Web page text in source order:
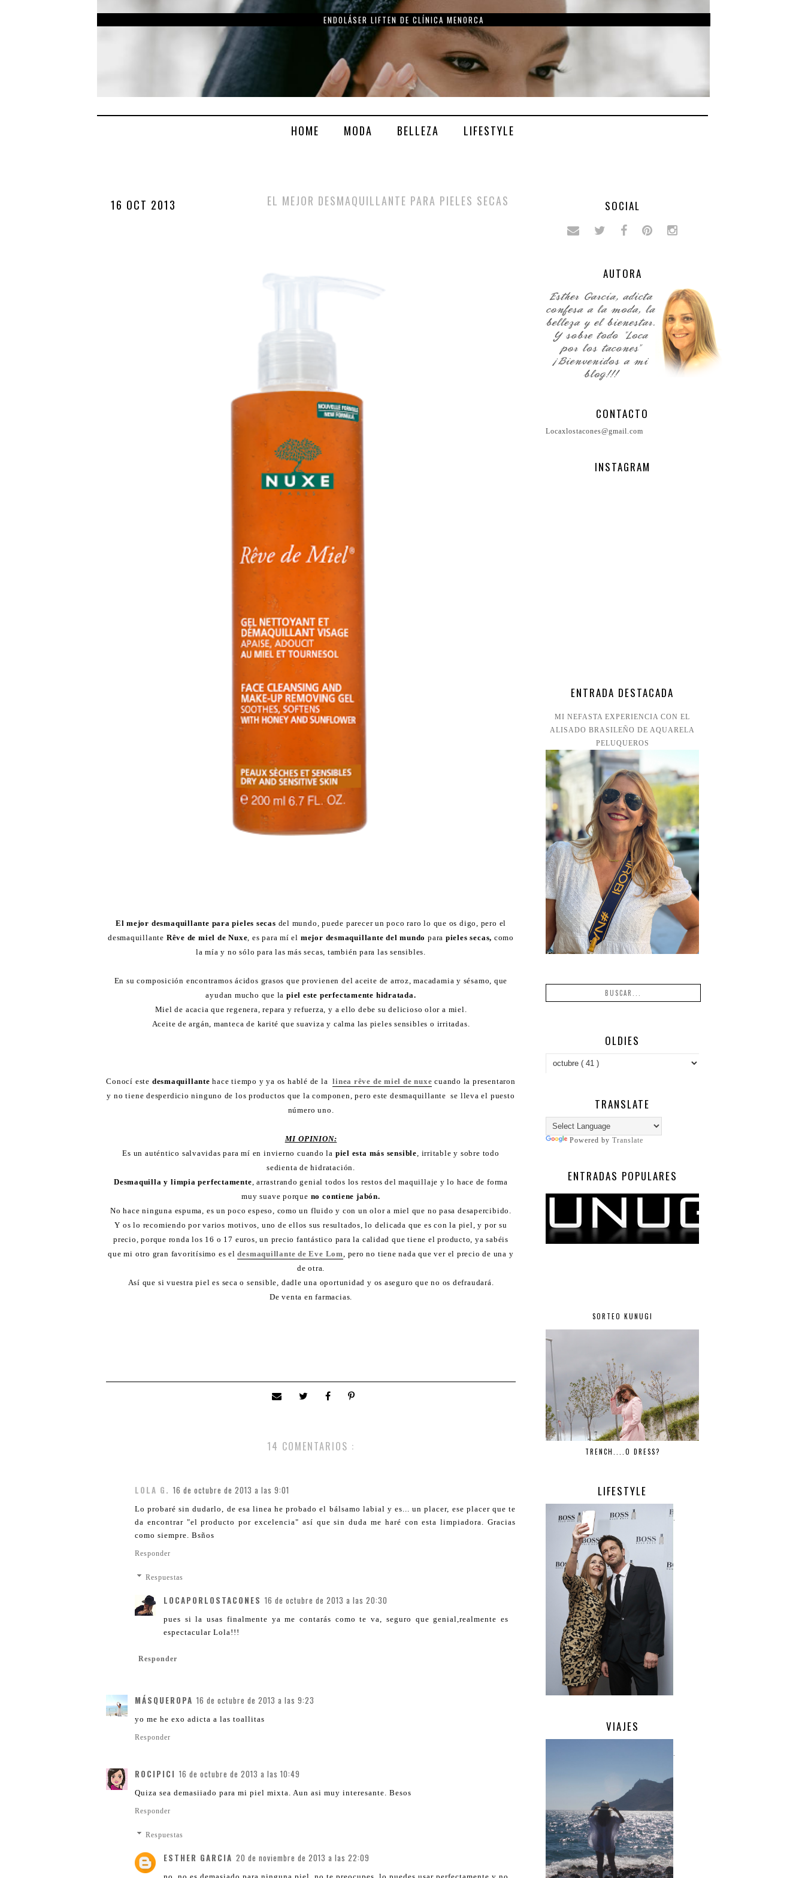
ENDOLÁSER LIFTEN DE CLÍNICA MENORCA
HOME MODA BELLEZA LIFESTYLE
16 OCT 2013 EL MEJOR DESMAQUILLANTE PARA PIELES SECAS
El mejor desmaquillante para pieles secas del mundo, puede parecer un poco raro lo que os digo, pero el
desmaquillante Rêve de miel de Nuxe , es para mí el mejor desmaquillante del mundo para pieles secas, como
la mía y no sólo para las más secas, también para las sensibles.
En su composición encontramos ácidos grasos que provienen del aceite de arroz, macadamia y sésamo, que
ayudan mucho que lapiel este perfectamente hidratada.
Miel de acacia que regenera, repara y refuerza, y a ello debe su delicioso olor a miel.
Aceite de argán, manteca de karité que suaviza y calma las pieles sensibles o irritadas.
Conocí este desmaquillante hace tiempo y ya os hablé de la linea rêve de miel de nuxe cuando la presentaron
y no tiene desperdicio ninguno de los productos que la componen, pero este desmaquillante se lleva el puesto
número uno.
MI OPINION:
Es un auténtico salvavidas para mí en invierno cuando la piel esta más sensible , irritable y sobre todo
sedienta de hidratación.
Desmaquilla y limpia perfectamente , arrastrando genial todos los restos del maquillaje y lo hace de forma
muy suave porque no contiene jabón.
No hace ninguna espuma, es un poco espeso, como un fluido y con un olor a miel que no pasa desapercibido.
Y os lo recomiendo por varios motivos, uno de ellos sus resultados, lo delicada que es con la piel, y por su
precio, porque ronda los 16 o 17 euros, un precio fantástico para la calidad que tiene el producto, ya sabéis
que mi otro gran favoritísimo es eldesmaquillante de Eve Lom
, pero no tiene nada que ver el precio de una y
de otra.
Así que si vuestra piel es seca o sensible, dadle una oportunidad y os aseguro que no os defraudará.
De venta en farmacias.
14 COMENTARIOS :
LOLA G. 16 de octubre de 2013 a las 9:01
Lo probaré sin dudarlo, de esa linea he probado el bálsamo labial y es... un placer, ese placer que te
da encontrar "el producto por excelencia" así que sin duda me haré con esta limpiadora. Gracias
como siempre. Bsños
Responder
Respuestas
LOCAPORLOSTACONES 16 de octubre de 2013 a las 20:30
pues si la usas finalmente ya me contarás como te va, seguro que genial,realmente es
espectacular Lola!!!
Responder
MÁSQUEROPA 16 de octubre de 2013 a las 9:23
yo me he exo adicta a las toallitas
Responder
ROCIPICI 16 de octubre de 2013 a las 10:49
Quiza sea demasiiado para mi piel mixta. Aun asi muy interesante. Besos
Responder
Respuestas
ESTHER GARCIA 20 de noviembre de 2013 a las 22:09
SOCIAL
AUTORA
CONTACTO
Locaxlostacones@gmail.com
INSTAGRAM
ENTRADA DESTACADA
MI NEFASTA EXPERIENCIA CON EL
ALISADO BRASILEÑO DE AQUARELA
PELUQUEROS
OLDIES
TRANSLATE
Powered by Translate
ENTRADAS POPULARES
SORTEO KUNUGI
TRENCH....O DRESS?
LIFESTYLE
.
VIAJES
.